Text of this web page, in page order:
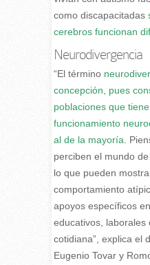
como discapacitadas
cerebros funcionan
Neurodivergencia
“El término
concepción, pues
poblaciones que
funcionamiento
al de la mayoría .
perciben el mundo
lo que pueden
comportamiento
apoyos específicos
educativos, laborales
cotidiana”, explica el
Eugenio Tovar y